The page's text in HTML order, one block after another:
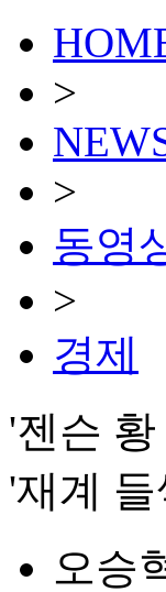
>
>
동영
>
경제
'젠슨
'재계 들
오승